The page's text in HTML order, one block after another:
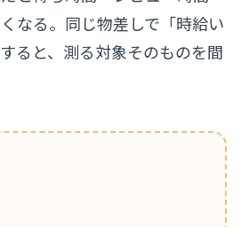
なる。同じ物差しで「時給い
ると、測る対象そのものを間